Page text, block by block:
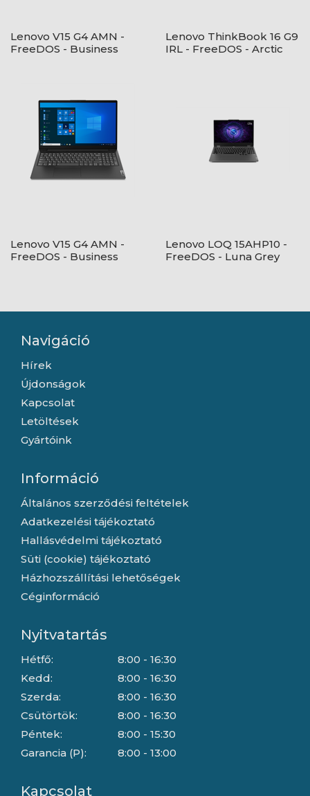
Lenovo V15 G4 AMN -
FreeDOS - Business
Lenovo ThinkBook 16 G9
IRL - FreeDOS - Arctic
Lenovo V15 G4 AMN -
FreeDOS - Business
Lenovo LOQ 15AHP10 -
FreeDOS - Luna Grey
Navigáció
Hírek
Újdonságok
Kapcsolat
Letöltések
Gyártóink
Információ
Általános szerződési feltételek
Adatkezelési tájékoztató
Hallásvédelmi tájékoztató
Süti (cookie) tájékoztató
Házhozszállítási lehetőségek
Céginformáció
Nyitvatartás
Hétfő:
Kedd:
Szerda:
Csütörtök:
Péntek:
Garancia (P):
8:00 - 16:30
8:00 - 16:30
8:00 - 16:30
8:00 - 16:30
8:00 - 15:30
8:00 - 13:00
Kapcsolat